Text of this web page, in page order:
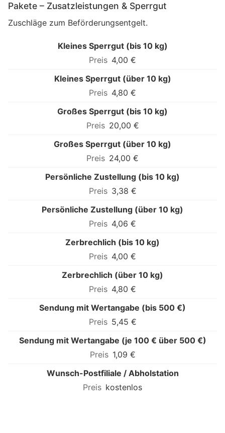
Pakete – Zusatzleistungen & Sperrgut
Zuschläge zum Beförderungsentgelt.
Kleines Sperrgut (bis 10 kg)
4,00 €
Kleines Sperrgut (über 10 kg)
4,80 €
Großes Sperrgut (bis 10 kg)
20,00 €
Großes Sperrgut (über 10 kg)
24,00 €
Persönliche Zustellung (bis 10 kg)
3,38 €
Persönliche Zustellung (über 10 kg)
4,06 €
Zerbrechlich (bis 10 kg)
4,00 €
Zerbrechlich (über 10 kg)
4,80 €
Sendung mit Wertangabe (bis 500 €)
5,45 €
Sendung mit Wertangabe (je 100 € über 500 €)
1,09 €
Wunsch-Postfiliale / Abholstation
kostenlos